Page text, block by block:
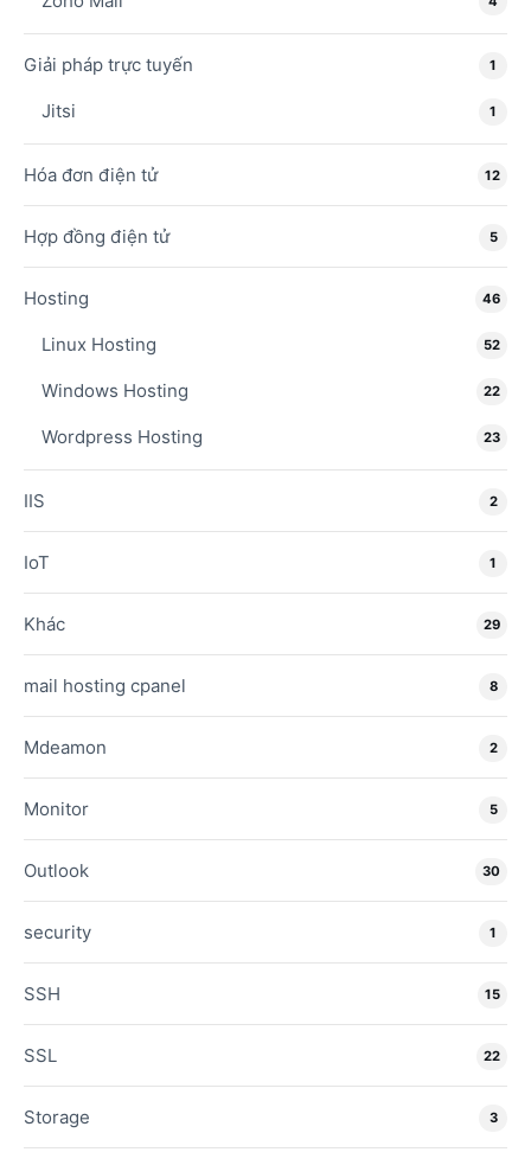
Giải pháp trực tuyến 1
Jitsi 1
Hóa đơn điện tử 12
Hợp đồng điện tử 5
Hosting 46
Linux Hosting 52
Windows Hosting 22
Wordpress Hosting 23
IIS 2
IoT 1
Khác 29
mail hosting cpanel 8
Mdeamon 2
Monitor 5
Outlook 30
security 1
SSH 15
SSL 22
Storage 3